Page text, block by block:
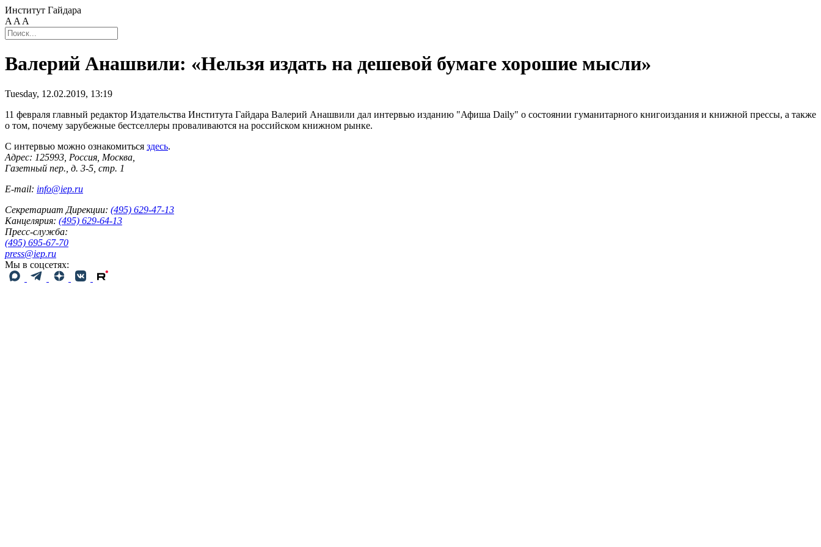
Институт Гайдара
A A A
Валерий Анашвили: «Нельзя издать на дешевой бумаге хорошие мысли»
Tuesday, 12.02.2019, 13:19
11 февраля главный редактор Издательства Института Гайдара Валерий Анашвили дал интервью изданию "Афиша Daily" о состоянии гуманитарного книгоиздания и книжной прессы, а также
о том, почему зарубежные бестселлеры проваливаются на российском книжном рынке.
С интервью можно ознакомиться здесь.
Адрес: 125993, Россия, Москва,
Газетный пер., д. 3-5, стр. 1
E-mail: info@iep.ru
Секретариат Дирекции: (495) 629-47-13
Канцелярия: (495) 629-64-13
Пресс-служба:
(495) 695-67-70
press@iep.ru
Мы в соцсетях: